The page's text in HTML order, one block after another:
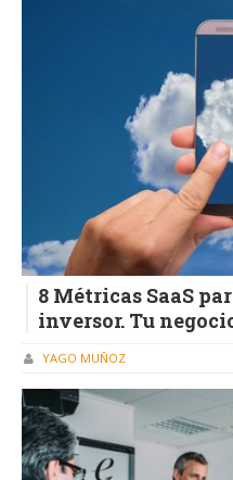
8 Métricas SaaS
inversor. Tu
YAGO MUÑOZ